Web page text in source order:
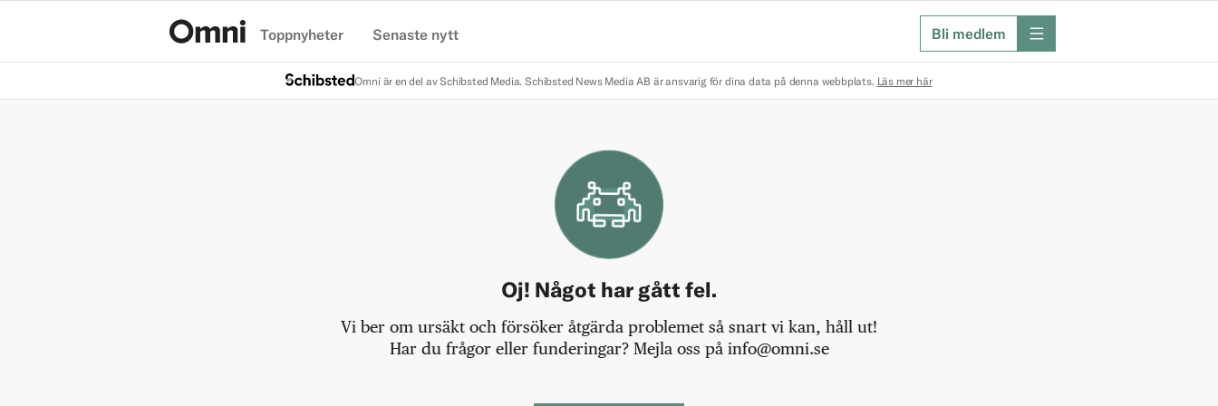
Toppnyheter Senaste nytt Bli medlem meny
Omni är en del av Schibsted Media. Schibsted News Media AB är ansvarig för dina data på denna webbplats. Läs mer här
Oj! Något har gått fel.
Vi ber om ursäkt och försöker åtgärda problemet så snart vi kan, håll ut!
Har du frågor eller funderingar? Mejla oss på info@omni.se